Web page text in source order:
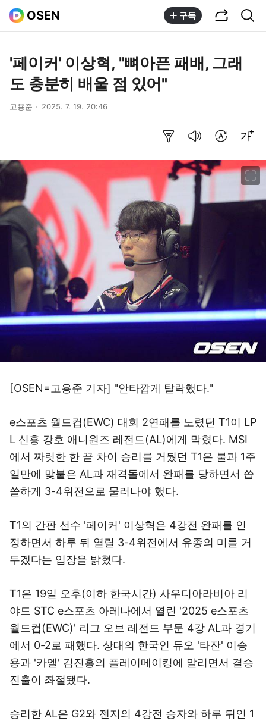
OSEN 구독
'페이커' 이상혁, "뼈아픈 패배, 그래
도 충분히 배울 점 있어"
고용준 2025. 7. 19. 20:46
[OSEN=고용준 기자] "안타깝게 탈락했다."
e스포츠 월드컵(EWC) 대회 2연패를 노렸던 T1이 LP
L 신흥 강호 애니원즈 레전드(AL)에게 막혔다. MSI
에서 짜릿한 한 끝 차이 승리를 거뒀던 T1은 불과 1주
일만에 맞붙은 AL과 재격돌에서 완패를 당하면서 씁
쓸하게 3-4위전으로 물러나야 했다.
T1의 간판 선수 '페이커' 이상혁은 4강전 완패를 인
정하면서 하루 뒤 열릴 3-4위전에서 유종의 미를 거
두겠다는 입장을 밝혔다.
T1은 19일 오후(이하 한국시간) 사우디아라비아 리
야드 STC e스포츠 아레나에서 열린 '2025 e스포츠
월드컵(EWC)' 리그 오브 레전드 부문 4강 AL과 경기
에서 0-2로 패했다. 상대의 한국인 듀오 '타잔' 이승
용과 '카엘' 김진홍의 플레이메이킹에 말리면서 결승
진출이 좌절됐다.
승리한 AL은 G2와 젠지의 4강전 승자와 하루 뒤인 1